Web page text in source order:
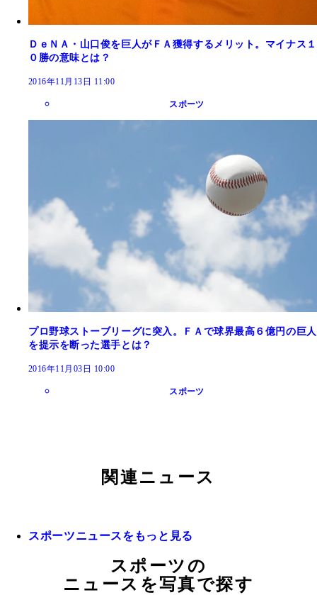
ＤｅＮＡ・山口俊を巨人がＦＡ獲得するメリット。マイナス１
０勝の意味とは？
2016年11月13日 11:00
スポーツ
プロ野球ストーブリーグに突入。ＦＡで球界最高６億円の巨人
を提示を断った選手とは？
2016年11月03日 10:00
スポーツ
関連ニュース
スポーツニュースをもっと見る
スポーツの
ニュースを写真で探す